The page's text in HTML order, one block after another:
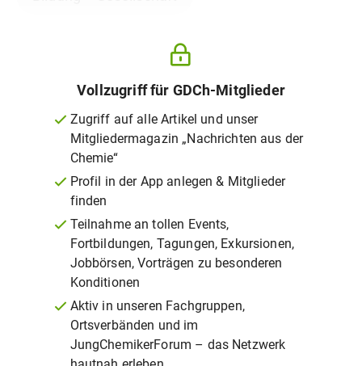
Vollzugriff für GDCh-Mitglieder
Zugriff auf alle Artikel und unser
Mitgliedermagazin „Nachrichten aus der
Chemie“
Profil in der App anlegen & Mitglieder
finden
Teilnahme an tollen Events,
Fortbildungen, Tagungen, Exkursionen,
Jobbörsen, Vorträgen zu besonderen
Konditionen
Aktiv in unseren Fachgruppen,
Ortsverbänden und im
JungChemikerForum – das Netzwerk